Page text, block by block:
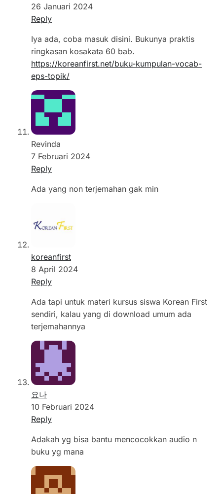
26 Januari 2024
Reply
Iya ada, coba masuk disini. Bukunya praktis
ringkasan kosakata 60 bab.
https://koreanfirst.net/buku-kumpulan-vocab-
eps-topik/
Revinda
7 Februari 2024
Reply
Ada yang non terjemahan gak min
koreanfirst
8 April 2024
Reply
Ada tapi untuk materi kursus siswa Korean First
sendiri, kalau yang di download umum ada
terjemahannya
요나
10 Februari 2024
Reply
Adakah yg bisa bantu mencocokkan audio n
buku yg mana